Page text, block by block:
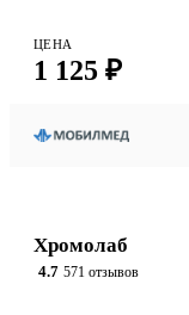
ЦЕНА
1 125 ₽
Хромолаб
4.7 571 отзывов